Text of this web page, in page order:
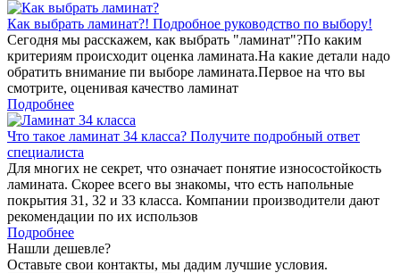
Как выбрать ламинат?! Подробное руководство по выбору!
Сегодня мы расскажем, как выбрать "ламинат"?По каким
критериям происходит оценка ламината.На какие детали надо
обратить внимание пи выборе ламината.Первое на что вы
смотрите, оценивая качество ламинат
Подробнее
Что такое ламинат 34 класса? Получите подробный ответ
специалиста
Для многих не секрет, что означает понятие износостойкость
ламината. Скорее всего вы знакомы, что есть напольные
покрытия 31, 32 и 33 класса. Компании производители дают
рекомендации по их использов
Подробнее
Нашли дешевле?
Оставьте свои контакты, мы дадим лучшие условия.